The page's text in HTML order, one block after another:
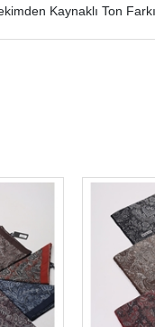
Kaynaklı Ton